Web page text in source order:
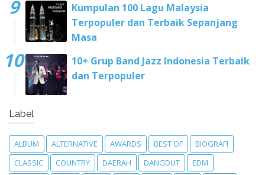
Kumpulan 100 Lagu Malaysia
Terpopuler dan Terbaik Sepanjang
Masa
10+ Grup Band Jazz Indonesia Terbaik
dan Terpopuler
Label
ALBUM ALTERNATIVE AWARDS BEST OF
BIOGRAFI
CLASSIC
COUNTRY DAERAH DANGDUT
EDM